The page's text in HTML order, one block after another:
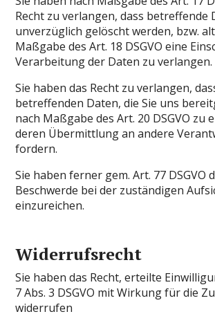
Recht zu verlangen, dass betreffende
unverzüglich gelöscht werden, bzw.
Maßgabe des Art. 18 DSGVO eine
Verarbeitung der Daten zu verlangen.
Sie haben das Recht zu verlangen,
betreffenden Daten, die Sie uns
nach Maßgabe des Art. 20 DSGVO zu
deren Übermittlung an andere
fordern.
Sie haben ferner gem. Art. 77 DSGVO
Beschwerde bei der zuständigen
einzureichen.
Widerrufsrecht
Sie haben das Recht, erteilte
7 Abs. 3 DSGVO mit Wirkung für die
widerrufen